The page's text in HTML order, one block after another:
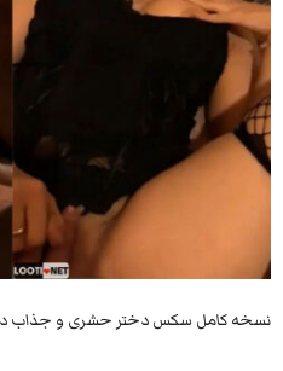
نسخه کامل سکس دختر حشری و جذاب